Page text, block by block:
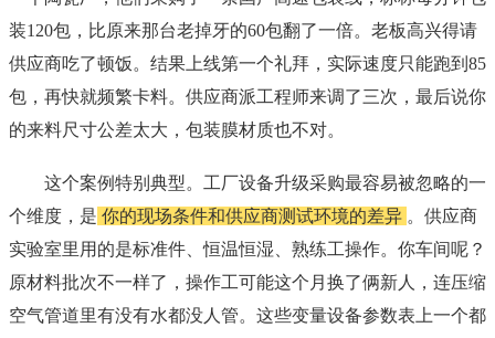
装120包，比原来那台老掉牙的60包翻了一倍。老板高兴得请
供应商吃了顿饭。结果上线第一个礼拜，实际速度只能跑到85
包，再快就频繁卡料。供应商派工程师来调了三次，最后说你
的来料尺寸公差太大，包装膜材质也不对。
这个案例特别典型。工厂设备升级采购最容易被忽略的一
个维度，是 你的现场条件和供应商测试环境的差异 。供应商
实验室里用的是标准件、恒温恒湿、熟练工操作。你车间呢？
原材料批次不一样了，操作工可能这个月换了俩新人，连压缩
空气管道里有没有水都没人管。这些变量设备参数表上一个都